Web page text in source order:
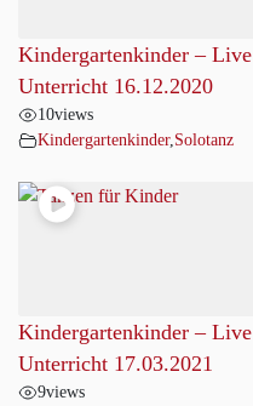
Kindergartenkinder – Live
Unterricht 16.12.2020
10views
Kindergartenkinder, Solotanz
Kindergartenkinder – Live
Unterricht 17.03.2021
9views